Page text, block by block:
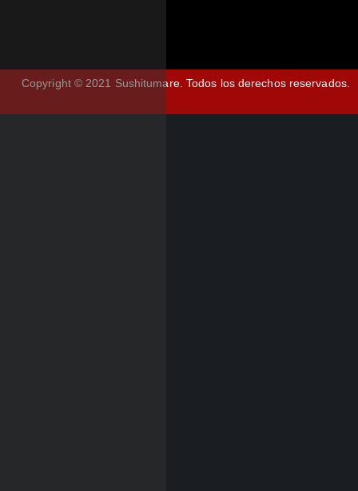
Copyright © 2021 Sushitumare. Todos los derechos reservados.